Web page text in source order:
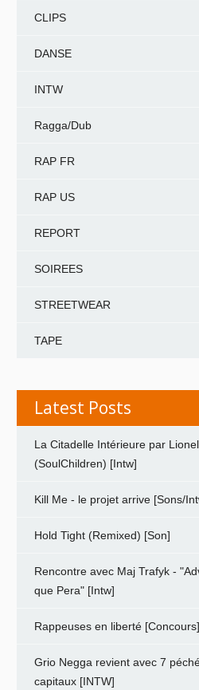
CLIPS
DANSE
INTW
Ragga/Dub
RAP FR
RAP US
REPORT
SOIREES
STREETWEAR
TAPE
Latest Posts
La Citadelle Intérieure par Lionel
(SoulChildren) [Intw]
Kill Me - le projet arrive [Sons/
Hold Tight (Remixed) [Son]
Rencontre avec Maj Trafyk -
que Pera" [Intw]
Rappeuses en liberté [Concours]
Grio Negga revient avec 7
capitaux [INTW]